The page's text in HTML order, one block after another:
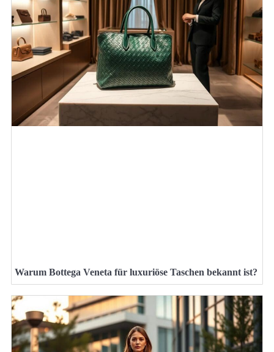
Warum Bottega Veneta für luxuriöse Taschen bekannt ist?